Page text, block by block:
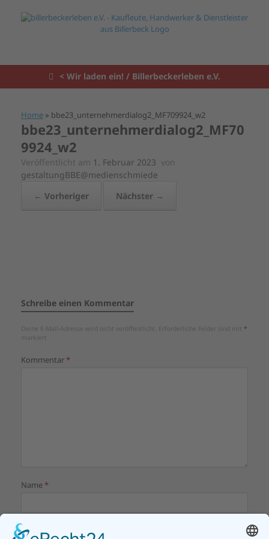
< Wir laden ein! / Billerbeckerleben e.V.
Home » bbe23_unternehmerdialog2_MF709924_w2
bbe23_unternehmerdialog2_MF70
9924_w2
Veröffentlicht am 1. Februar 2023 von
gestaltungBBE@medienschmiede
← Vorheriger
Nächster →
Schreibe einen Kommentar
Deine E-Mail-Adresse wird nicht veröffentlicht. Erforderliche Felder sind mit *
markiert
Kommentar*
Name*
E-Mail-Adresse